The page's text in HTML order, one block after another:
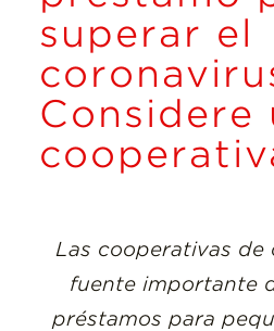
Resources
Donate
superar el
Considere
Las cooperativas de
fuente importante
préstamos para